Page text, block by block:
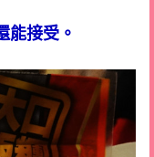
能接受。